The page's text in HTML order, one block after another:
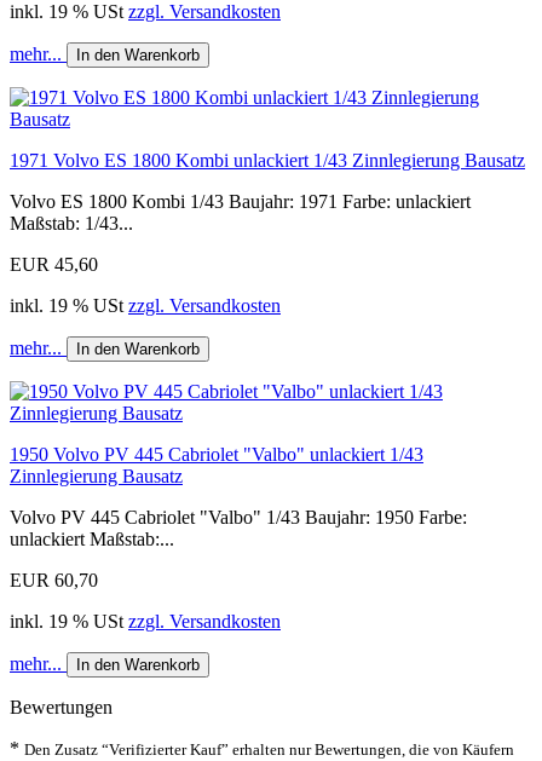
inkl. 19 % USt zzgl. Versandkosten
mehr... In den Warenkorb
1971 Volvo ES 1800 Kombi unlackiert 1/43 Zinnlegierung Bausatz
Volvo ES 1800 Kombi 1/43 Baujahr: 1971 Farbe: unlackiert
Maßstab: 1/43...
EUR 45,60
inkl. 19 % USt zzgl. Versandkosten
mehr... In den Warenkorb
1950 Volvo PV 445 Cabriolet "Valbo" unlackiert 1/43
Zinnlegierung Bausatz
Volvo PV 445 Cabriolet "Valbo" 1/43 Baujahr: 1950 Farbe:
unlackiert Maßstab:...
EUR 60,70
inkl. 19 % USt zzgl. Versandkosten
mehr... In den Warenkorb
Bewertungen
* Den Zusatz “Verifizierter Kauf” erhalten nur Bewertungen, die von Käufern